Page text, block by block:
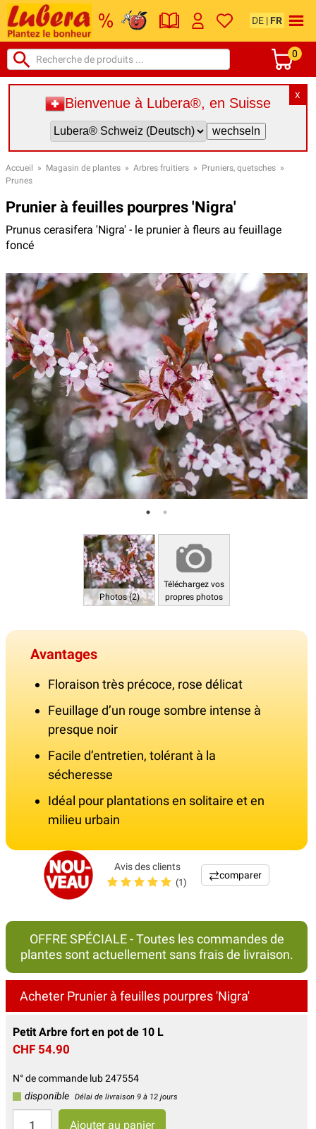
DE | FR
0
X
Bienvenue à Lubera®, en Suisse
Accueil » Magasin de plantes » Arbres fruitiers » Pruniers, quetsches »
Prunes
Prunier à feuilles pourpres 'Nigra'
Prunus cerasifera 'Nigra' - le prunier à fleurs au feuillage
foncé
Photos (2)
Téléchargez vos
propres photos
Avantages
Floraison très précoce, rose délicat
Feuillage d’un rouge sombre intense à
presque noir
Facile d’entretien, tolérant à la
sécheresse
Idéal pour plantations en solitaire et en
milieu urbain
Avis des clients
(1)
comparer
OFFRE SPÉCIALE - Toutes les commandes de
plantes sont actuellement sans frais de livraison.
Acheter Prunier à feuilles pourpres 'Nigra'
Petit Arbre fort en pot de 10 L
CHF 54.90
N° de commande lub 247554
disponible
Délai de livraison 9 à 12 jours